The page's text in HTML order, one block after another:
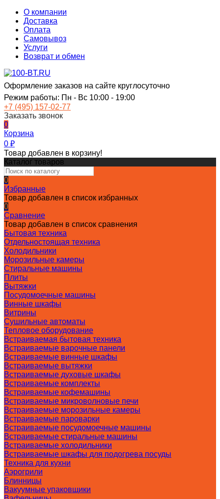
О компании
Доставка
Оплата
Самовывоз
Услуги
Возврат и обмен
Оформление заказов на сайте круглосуточно
Режим работы: Пн - Вс 10:00 - 19:00
+7 (495) 157-02-77
Заказать звонок
0
Корзина
0 ₽
Товар добавлен в корзину!
Каталог товаров
0
Избранные
Товар добавлен в список избранных
0
Сравнение
Товар добавлен в список сравнения
Бытовая техника
Отдельностоящая техника
Холодильники
Морозильные камеры
Стиральные машины
Плиты
Вытяжки
Посудомоечные машины
Винные шкафы
Витрины
Сушильные автоматы
Тепловое оборудование
Встраиваемая бытовая техника
Встраиваемые варочные панели
Встраиваемые винные шкафы
Встраиваемые вытяжки
Встраиваемые духовые шкафы
Встраиваемые комплекты
Встраиваемые кофемашины
Встраиваемые микроволновые печи
Встраиваемые морозильные камеры
Встраиваемые пароварки
Встраиваемые посудомоечные машины
Встраиваемые стиральные машины
Встраиваемые холодильники
Встраиваемые шкафы для подогрева посуды
Техника для кухни
Аэрогрили
Блинницы
Вакуумные упаковщики